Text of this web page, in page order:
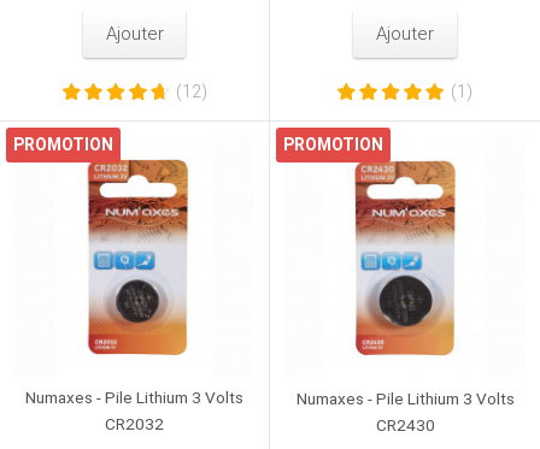
Ajouter
(12)
Ajouter
(1)
PROMOTION
Numaxes - Pile Lithium 3 Volts
CR2032
PROMOTION
Numaxes - Pile Lithium 3 Volts
CR2430